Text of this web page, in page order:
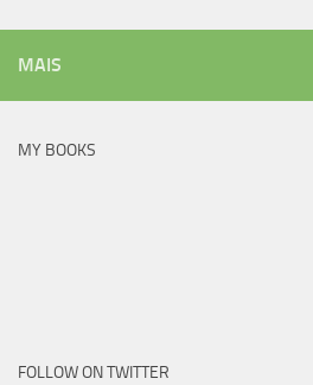
MAIS
MY BOOKS
FOLLOW ON TWITTER